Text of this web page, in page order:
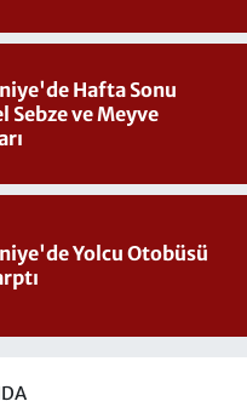
Hafta Sonu
Sebze ve Meyve
Yolcu Otobüsü